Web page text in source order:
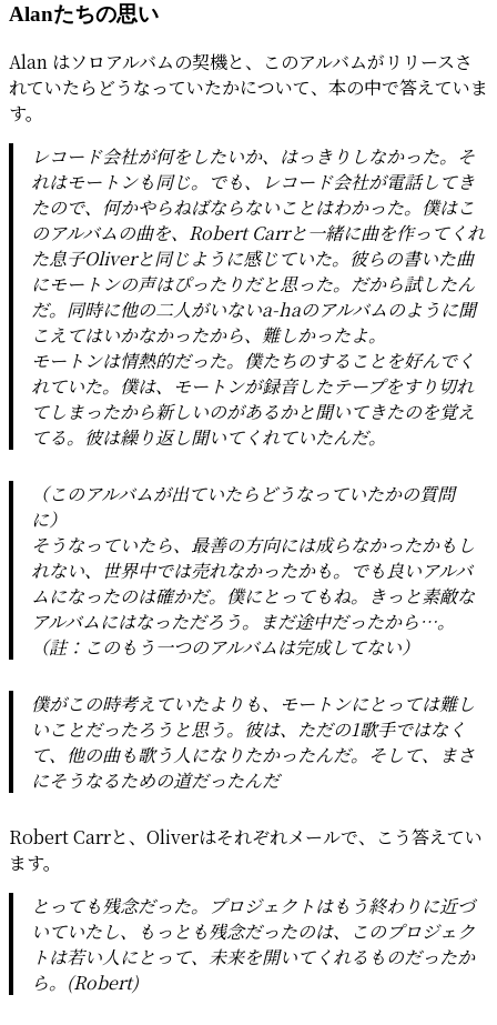
Alanたちの思い
Alan はソロアルバムの契機と、このアルバムがリリースさ
れていたらどうなっていたかについて、本の中で答えていま
す。
レコード会社が何をしたいか、はっきりしなかった。そ
れはモートンも同じ。でも、レコード会社が電話してき
たので、何かやらねばならないことはわかった。僕はこ
のアルバムの曲を、Robert Carrと一緒に曲を作ってくれ
た息子Oliverと同じように感じていた。彼らの書いた曲
にモートンの声はぴったりだと思った。だから試したん
だ。同時に他の二人がいないa-haのアルバムのように聞
こえてはいかなかったから、難しかったよ。
モートンは情熱的だった。僕たちのすることを好んでく
れていた。僕は、モートンが録音したテープをすり切れ
てしまったから新しいのがあるかと聞いてきたのを覚え
てる。彼は繰り返し聞いてくれていたんだ。
（このアルバムが出ていたらどうなっていたかの質問
に）
そうなっていたら、最善の方向には成らなかったかもし
れない、世界中では売れなかったかも。でも良いアルバ
ムになったのは確かだ。僕にとってもね。きっと素敵な
アルバムにはなっただろう。まだ途中だったから…。
（註：このもう一つのアルバムは完成してない）
僕がこの時考えていたよりも、モートンにとっては難し
いことだったろうと思う。彼は、ただの1歌手ではなく
て、他の曲も歌う人になりたかったんだ。そして、まさ
にそうなるための道だったんだ
Robert Carrと、Oliverはそれぞれメールで、こう答えてい
ます。
とっても残念だった。プロジェクトはもう終わりに近づ
いていたし、もっとも残念だったのは、このプロジェク
トは若い人にとって、未来を開いてくれるものだったか
ら。(Robert)